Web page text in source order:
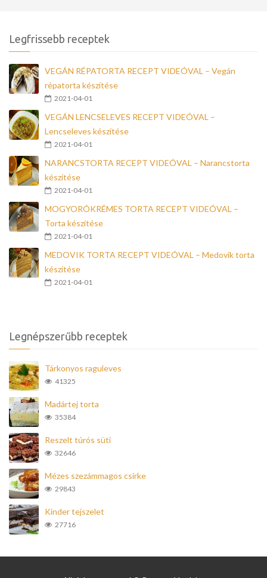
Legfrissebb receptek
VEGÁN RÉPATORTA RECEPT VIDEÓVAL – Vegán
répatorta készítése
2021-04-01
VEGÁN LENCSELEVES RECEPT VIDEÓVAL –
Lencseleves készítése
2021-04-01
NARANCSTORTA RECEPT VIDEÓVAL – Narancstorta
készítése
2021-04-01
MOGYORÓKRÉMES TORTA RECEPT VIDEÓVAL –
Torta készítése
2021-04-01
MEDOVIK TORTA RECEPT VIDEÓVAL – Medovik torta
készítése
2021-04-01
Legnépszerűbb receptek
Tárkonyos raguleves
41325
Madártej torta
35384
Reszelt túrós süti
32646
Mézes szezámmagos csirke
29843
Kinder tejszelet
27716